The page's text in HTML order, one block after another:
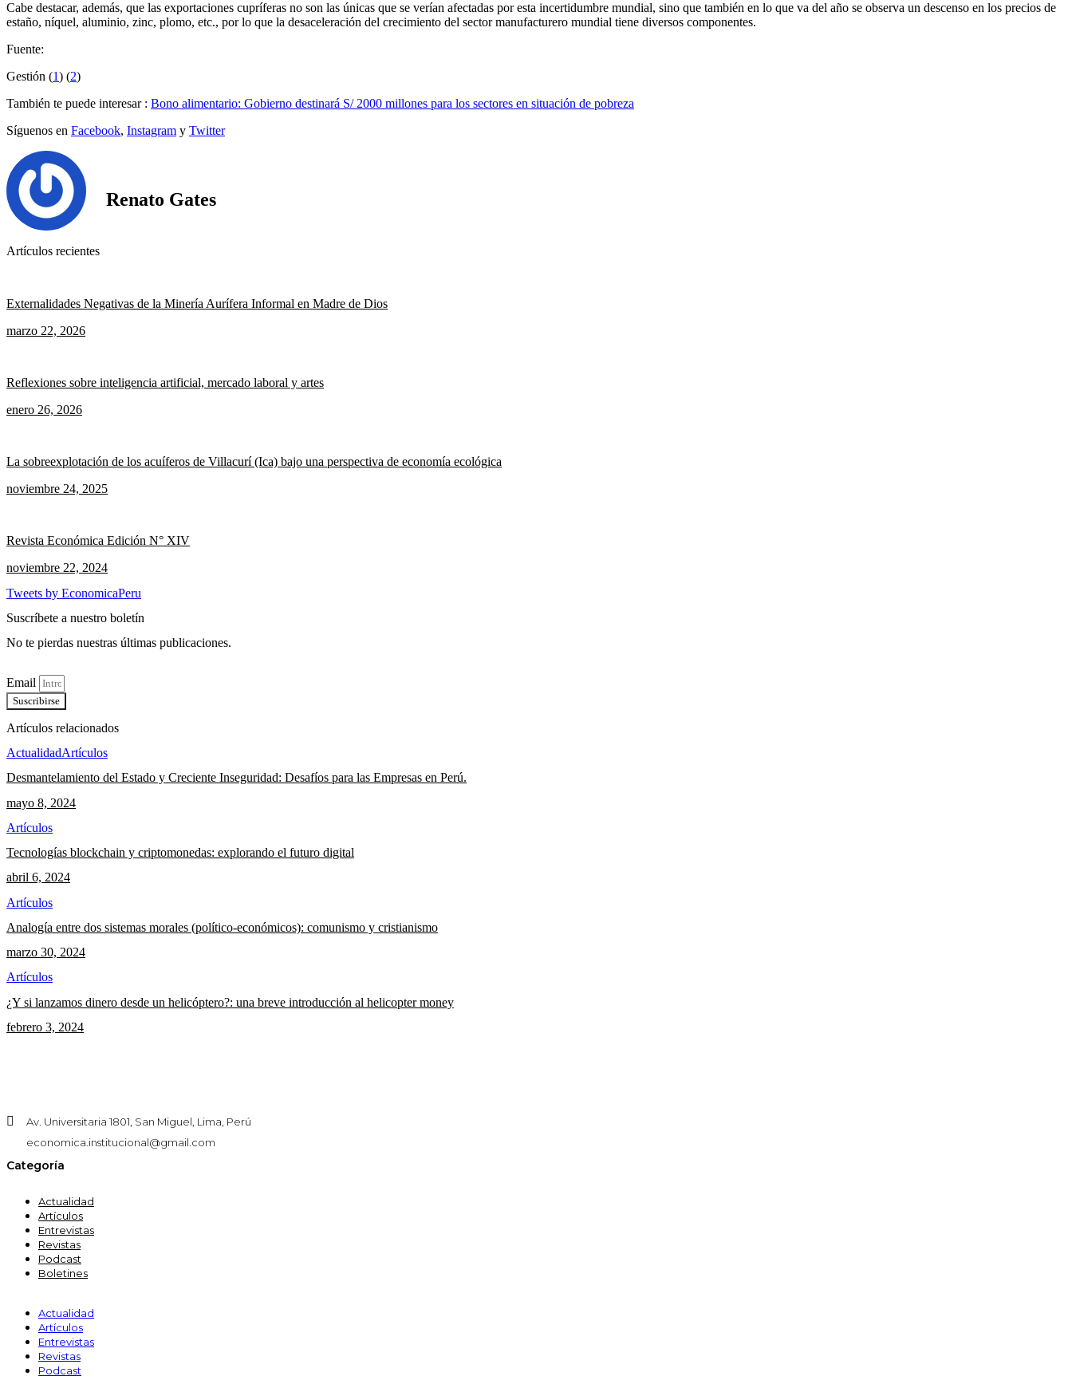
Cabe destacar, además, que las exportaciones cupríferas no son las únicas que se verían afectadas por esta incertidumbre mundial, sino que también en lo que va del año se observa un descenso en los precios de
estaño, níquel, aluminio, zinc, plomo, etc., por lo que la desaceleración del crecimiento del sector manufacturero mundial tiene diversos componentes.
Fuente:
Gestión (1) (2)
También te puede interesar : Bono alimentario: Gobierno destinará S/ 2000 millones para los sectores en situación de pobreza
Síguenos en Facebook, Instagram y Twitter
Renato Gates
Artículos recientes
Externalidades Negativas de la Minería Aurífera Informal en Madre de Dios
marzo 22, 2026
Reflexiones sobre inteligencia artificial, mercado laboral y artes
enero 26, 2026
La sobreexplotación de los acuíferos de Villacurí (Ica) bajo una perspectiva de economía ecológica
noviembre 24, 2025
Revista Económica Edición N° XIV
noviembre 22, 2024
Tweets by EconomicaPeru
Suscríbete a nuestro boletín
No te pierdas nuestras últimas publicaciones.
Email
Suscribirse
Artículos relacionados
ActualidadArtículos
Desmantelamiento del Estado y Creciente Inseguridad: Desafíos para las Empresas en Perú.
mayo 8, 2024
Artículos
Tecnologías blockchain y criptomonedas: explorando el futuro digital
abril 6, 2024
Artículos
Analogía entre dos sistemas morales (político-económicos): comunismo y cristianismo
marzo 30, 2024
Artículos
¿Y si lanzamos dinero desde un helicóptero?: una breve introducción al helicopter money
febrero 3, 2024
Av. Universitaria 1801, San Miguel, Lima, Perú
economica.institucional@gmail.com
Categoría
Actualidad
Artículos
Entrevistas
Revistas
Podcast
Boletines
Actualidad
Artículos
Entrevistas
Revistas
Podcast